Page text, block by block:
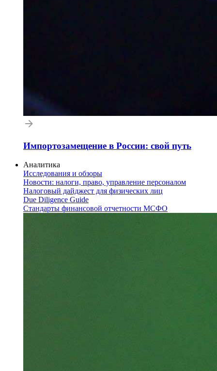
Импортозамещение в России: свой путь
Аналитика
Исследования и обзоры
Новости: налоги, право, управление персоналом
Налоговый дайджест для физических лиц
Due Diligence Guide
Стандарты финансовой отчетности МСФО